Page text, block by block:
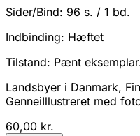
Sider/Bind: 96 s. / 1 bd.
Indbinding: Hæftet
Tilstand: Pænt
Landsbyer i Danmark,
GenneiIllustreret med
60,00 kr.